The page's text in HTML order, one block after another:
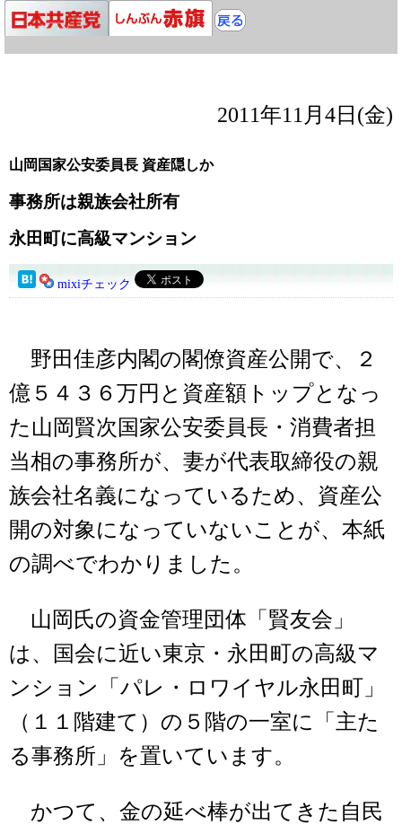
2011年11月4日(金)
山岡国家公安委員長 資産隠しか
事務所は親族会社所有
永田町に高級マンション
mixiチェック
野田佳彦内閣の閣僚資産公開で、２
億５４３６万円と資産額トップとなっ
た山岡賢次国家公安委員長・消費者担
当相の事務所が、妻が代表取締役の親
族会社名義になっているため、資産公
開の対象になっていないことが、本紙
の調べでわかりました。
山岡氏の資金管理団体「賢友会」
は、国会に近い東京・永田町の高級マ
ンション「パレ・ロワイヤル永田町」
（１１階建て）の５階の一室に「主た
る事務所」を置いています。
かつて、金の延べ棒が出てきた自民